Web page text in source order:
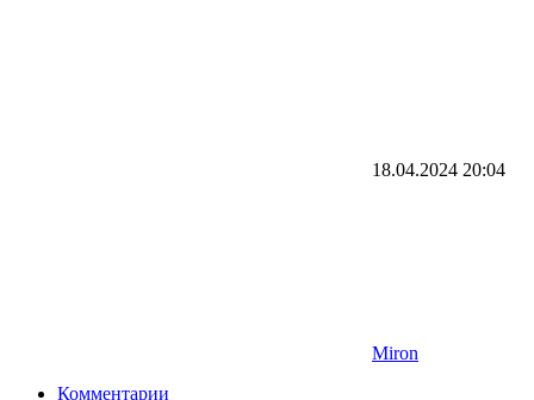
18.04.2024 20:04
Miron
Комментарии